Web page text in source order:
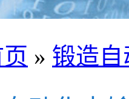
» 锻造